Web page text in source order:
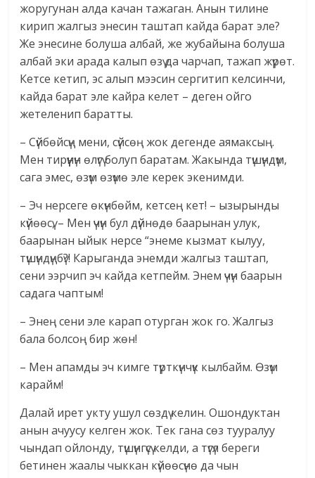
жоругунан алда качан тажаган. Анын тилине
кирип жалгыз энесин таштап кайда барат эле?
Же энесине болуша албай, же жубайына болуша
албай эки арада калып өзү да чарчап, тажап жүрөт.
Кетсе кетип, эс алып мээсин сергитип келсинчи,
кайда барат эле кайра келет – деген ойго
жетеленип баратты.
– Сүйбөйсүң мени, сүйсөң жок дегенде аямаксың.
Мен тирүүнүн өлүгү болуп баратам. Жакында түшүндүм,
сага эмес, өзүм өзүмө эле керек экенимди.
– Эч нерсеге өкүнбөйм, кетсең кет! – ызырынды
күйөөсү, – Мен үчүн бул дүйнөдө баарынан улук,
баарынан ыйык нерсе “энеме кызмат кылуу,
түшүндүңбү?! Карыганда энемди жалгыз таштап,
сени ээрчип эч кайда кетпейм. Энем үчүн баарын
садага чаптым!
– Энең сени эле карап отурган жок го. Жалгыз
бала болсоң бир жөн!
– Мен апамды эч кимге түрткүнчүк кылбайм. Өзүм
карайм!
Далай ирет укту ушул сөздү келин. Ошондуктан
анын ачуусу келген жок. Тек гана сөз тууралуу
чындап ойлонду, түшүнгүсү келди, а түгүл береги
бетинен жаалы чыккан күйөөсүнө да чын